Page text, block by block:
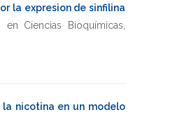
la expresion de sinfilina
en Ciencias Bioquímicas
la nicotina en un modelo